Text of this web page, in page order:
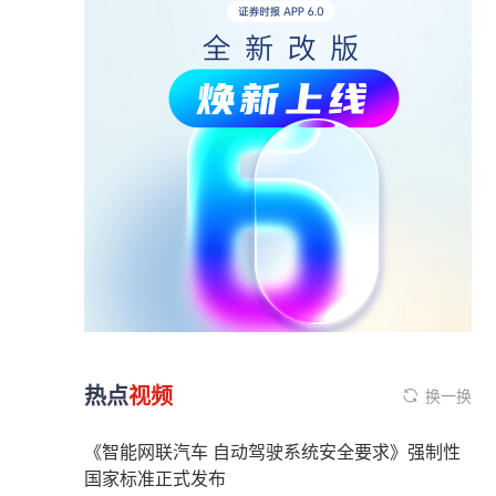
热点视频 换一换
《智能网联汽车 自动驾驶系统安全要求》强制性
国家标准正式发布